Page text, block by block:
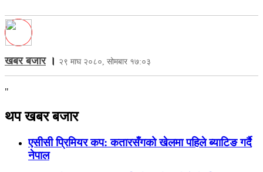
खबर बजार। २९ माघ २०८०, सोमबार १७:०३
"
थप खबर बजार
एसीसी प्रिमियर कप: कतारसँगको खेलमा पहिले ब्याटिङ गर्दै
नेपाल